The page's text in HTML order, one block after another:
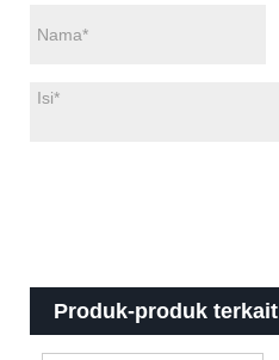
Produk-produk terkait